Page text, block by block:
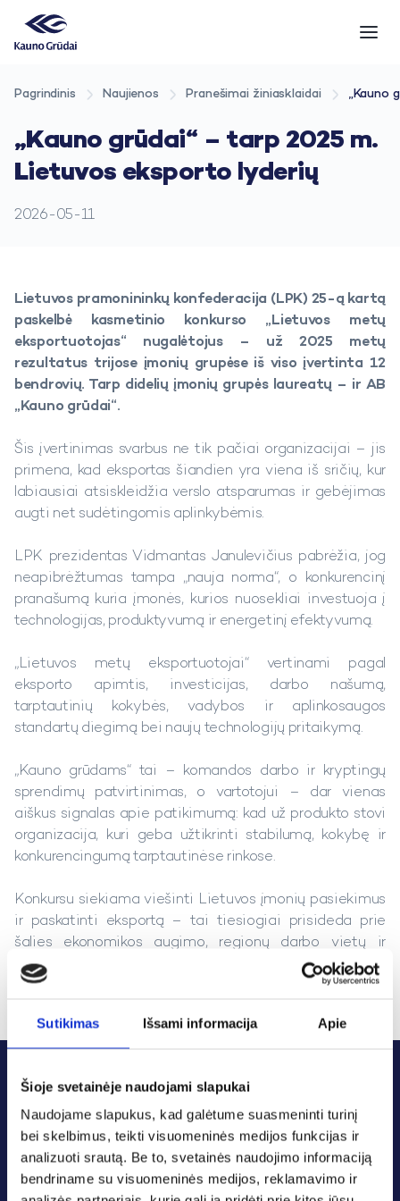
Sutikimas Išsami informacija Apie
Šioje svetainėje naudojami slapukai
Naudojame slapukus, kad galėtume suasmeninti turinį
bei skelbimus, teikti visuomeninės medijos funkcijas ir
analizuoti srautą. Be to, svetainės naudojimo informaciją
bendriname su visuomeninės medijos, reklamavimo ir
Pagrindinis Naujienos Pranešimai žiniasklaidai „Kauno
„Kauno grūdai“ – tarp 2025 m.
Lietuvos eksporto lyderių
2026-05-11
Lietuvos pramonininkų konfederacija (LPK) 25-ą kartą
paskelbė kasmetinio konkurso „Lietuvos metų
eksportuotojas“ nugalėtojus – už 2025 metų
rezultatus trijose įmonių grupėse iš viso įvertinta 12
bendrovių. Tarp didelių įmonių grupės laureatų – ir AB
„Kauno grūdai“.
Šis įvertinimas svarbus ne tik pačiai organizacijai – jis
primena, kad eksportas šiandien yra viena iš sričių, kur
labiausiai atsiskleidžia verslo atsparumas ir gebėjimas
augti net sudėtingomis aplinkybėmis.
LPK prezidentas Vidmantas Janulevičius pabrėžia, jog
neapibrėžtumas tampa „nauja norma“, o konkurencinį
pranašumą kuria įmonės, kurios nuosekliai investuoja į
technologijas, produktyvumą ir energetinį efektyvumą.
„Lietuvos metų eksportuotojai“ vertinami pagal
eksporto apimtis, investicijas, darbo našumą,
tarptautinių kokybės, vadybos ir aplinkosaugos
standartų diegimą bei naujų technologijų pritaikymą.
„Kauno grūdams“ tai – komandos darbo ir kryptingų
sprendimų patvirtinimas, o vartotojui – dar vienas
aiškus signalas apie patikimumą: kad už produkto stovi
organizacija, kuri geba užtikrinti stabilumą, kokybę ir
konkurencingumą tarptautinėse rinkose.
Konkursu siekiama viešinti Lietuvos įmonių pasiekimus
ir paskatinti eksportą – tai tiesiogiai prisideda prie
šalies ekonomikos augimo, regionų darbo vietų ir
ilgalaikio Lietuvos konkurencingumo.
Susisiekti galite
Tel.: +370 37 223317